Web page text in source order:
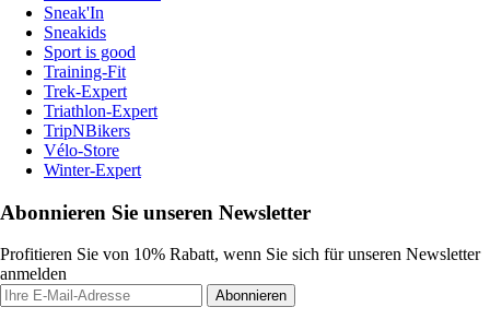
Sneak'In
Sneakids
Sport is good
Training-Fit
Trek-Expert
Triathlon-Expert
TripNBikers
Vélo-Store
Winter-Expert
Abonnieren Sie unseren Newsletter
Profitieren Sie von 10% Rabatt, wenn Sie sich für unseren Newsletter
anmelden
Abonnieren